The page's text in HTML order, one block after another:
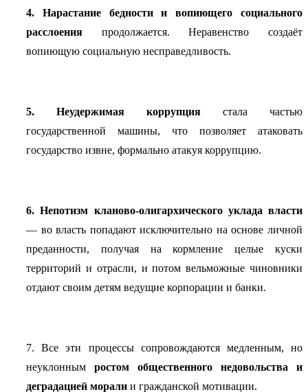
4. Нарастание бедности и вопиющего социального
расслоения продолжается. Неравенство создаёт
вопиющую социальную несправедливость.
5. Неудержимая коррупция стала частью
государственной машины, что позволяет атаковать
государство извне, формально атакуя коррупцию.
6. Непотизм кланово-олигархического уклада власти
— во власть попадают исключительно на основе личной
преданности, получая на кормление целые куски
территорий и отрасли, и потом вельможные чиновники
отдают своим детям ведущие корпорации и банки.
7. Все эти процессы сопровождаются медленным, но
неуклонным ростом общественного недовольства и
деградацией морали и гражданской мотивации.